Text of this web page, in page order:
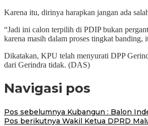
Karena itu, dirinya harapkan jangan ada
“Jadi ini calon terpilih di PDIP bukan
karena masih dalam proses tingkat banding,
Dikatakan, KPU telah menyurati DPP
dari Gerindra tidak. (DAS)
Navigasi pos
Pos sebelumnya Kubangun : Balon
Pos berikutnya Wakil Ketua DPRD